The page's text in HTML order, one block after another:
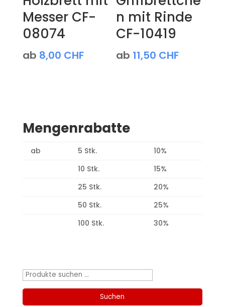
Messer CF-
08074
ab 8,00 CHF
n mit Rinde
CF-10419
ab 11,50 CHF
Mengenrabatte
ab 5 Stk.
10%
10 Stk.
15%
25 Stk.
20%
50 Stk.
25%
100 Stk.
30%
Suchen
Suchen